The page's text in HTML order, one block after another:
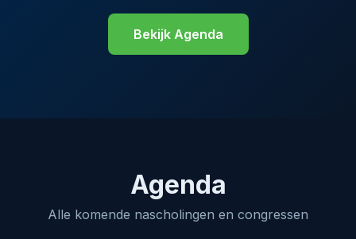
Bekijk Agenda
Agenda
Alle komende nascholingen en congressen